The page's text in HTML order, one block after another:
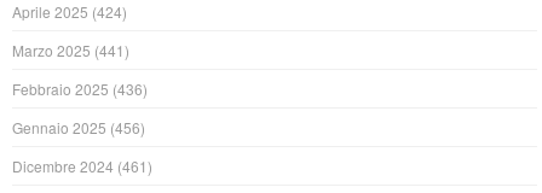
Aprile 2025 (424)
Marzo 2025 (441)
Febbraio 2025 (436)
Gennaio 2025 (456)
Dicembre 2024 (461)